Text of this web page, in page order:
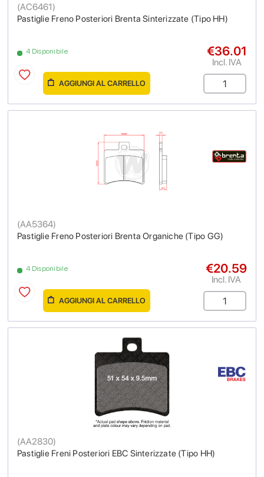
Pastiglie Freno Posteriori Brenta Sinterizzate (Tipo HH)
(AC6461)
4 Disponibile €36.01
Incl. IVA
AGGIUNGI AL CARRELLO
Pastiglie Freno Posteriori Brenta Organiche (Tipo GG)
(AA5364)
4 Disponibile €20.59
Incl. IVA
AGGIUNGI AL CARRELLO
Pastiglie Freni Posteriori EBC Sinterizzate (Tipo HH)
(AA2830)